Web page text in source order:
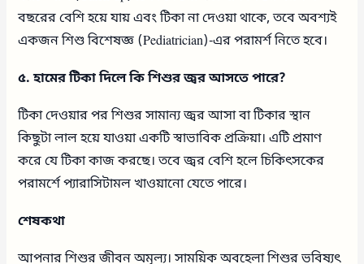
বছরের বেশি হয়ে যায় এবং টিকা না দেওয়া থাকে, তবে অবশ্যই
একজন শিশু বিশেষজ্ঞ (Pediatrician)-এর পরামর্শ নিতে হবে।
৫. হামের টিকা দিলে কি শিশুর জ্বর আসতে পারে?
টিকা দেওয়ার পর শিশুর সামান্য জ্বর আসা বা টিকার স্থান
কিছুটা লাল হয়ে যাওয়া একটি স্বাভাবিক প্রক্রিয়া। এটি প্রমাণ
করে যে টিকা কাজ করছে। তবে জ্বর বেশি হলে চিকিৎসকের
পরামর্শে প্যারাসিটামল খাওয়ানো যেতে পারে।
শেষকথা
আপনার শিশুর জীবন অমূল্য। সাময়িক অবহেলা শিশুর ভবিষ্যৎ